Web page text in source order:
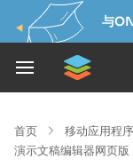
与
首页 移动应用程序
演示文稿编辑器网页版